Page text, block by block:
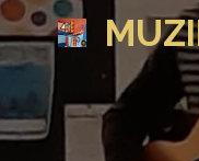
Ga
direct
de
hoofdinhoud